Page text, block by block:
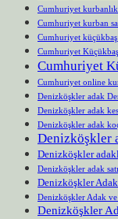
Cumhuriyet
Cumhuriyet kurban
Cumhuriyet
Cumhuriyet Küçükbaş
Cumhuriyet
Cumhuriyet online
Denizköşkler adak
Denizköşkler adak
Denizköşkler adak
Denizköşkler
Denizköşkler
Denizköşkler adak
Denizköşkler
Denizköşkler Adak
Denizköşkler